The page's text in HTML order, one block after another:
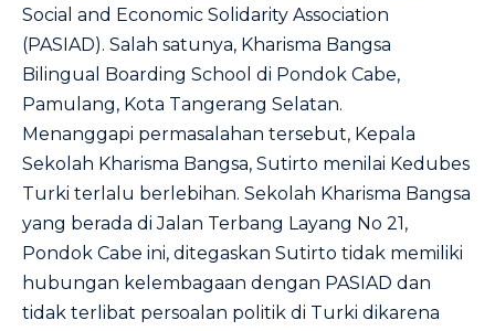
Social and Economic Solidarity Association
(PASIAD). Salah satunya, Kharisma Bangsa
Bilingual Boarding School di Pondok Cabe,
Pamulang, Kota Tangerang Selatan.
Menanggapi permasalahan tersebut, Kepala
Sekolah Kharisma Bangsa, Sutirto menilai Kedubes
Turki terlalu berlebihan. Sekolah Kharisma Bangsa
yang berada di Jalan Terbang Layang No 21,
Pondok Cabe ini, ditegaskan Sutirto tidak memiliki
hubungan kelembagaan dengan PASIAD dan
tidak terlibat persoalan politik di Turki dikarena